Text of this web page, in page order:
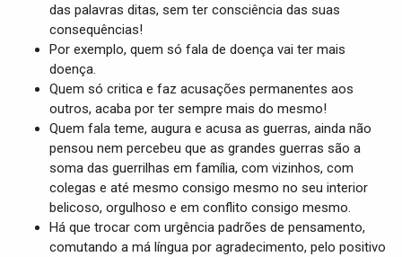
das palavras ditas, sem ter consciência das suas
consequências!
Por exemplo, quem só fala de doença vai ter mais
doença.
Quem só critica e faz acusações permanentes aos
outros, acaba por ter sempre mais do mesmo!
Quem fala teme, augura e acusa as guerras, ainda não
pensou nem percebeu que as grandes guerras são a
soma das guerrilhas em família, com vizinhos, com
colegas e até mesmo consigo mesmo no seu interior
belicoso, orgulhoso e em conflito consigo mesmo.
Há que trocar com urgência padrões de pensamento,
comutando a má língua por agradecimento, pelo positivo